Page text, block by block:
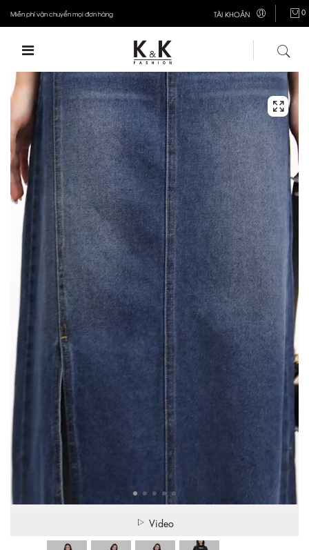
Miễn phí vận chuyển mọi đơn hàng TÀI KHOẢN 0
Video